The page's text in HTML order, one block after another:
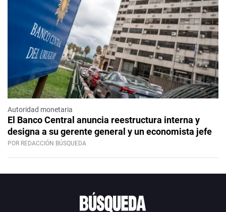
Autoridad monetaria
El Banco Central anuncia reestructura interna y
designa a su gerente general y un economista jefe
POR REDACCIÓN BÚSQUEDA